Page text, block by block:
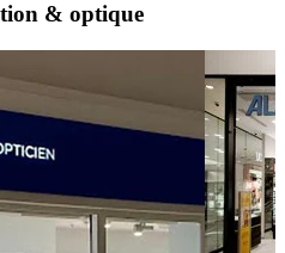
& optique